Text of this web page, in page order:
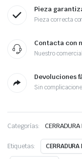
Pieza
Pieza correcta
Contacta con
Nuestro
Devoluciones
Sin
Categorías: CERRADURA
Etiquetas: CERRADURA